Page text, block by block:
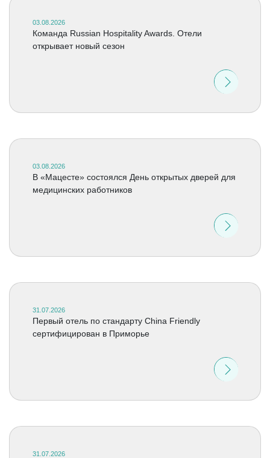
03.08.2026
Команда Russian Hospitality Awards. Отели
открывает новый сезон
03.08.2026
В «Мацесте» состоялся День открытых дверей для
медицинских работников
31.07.2026
Первый отель по стандарту China Friendly
сертифицирован в Приморье
31.07.2026